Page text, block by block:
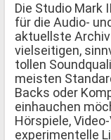
Die Studio Mark
für die Audio-
aktuellste
vielseitigen,
tollen
meisten
Backs oder
einhauchen
Hörspiele,
experimentelle